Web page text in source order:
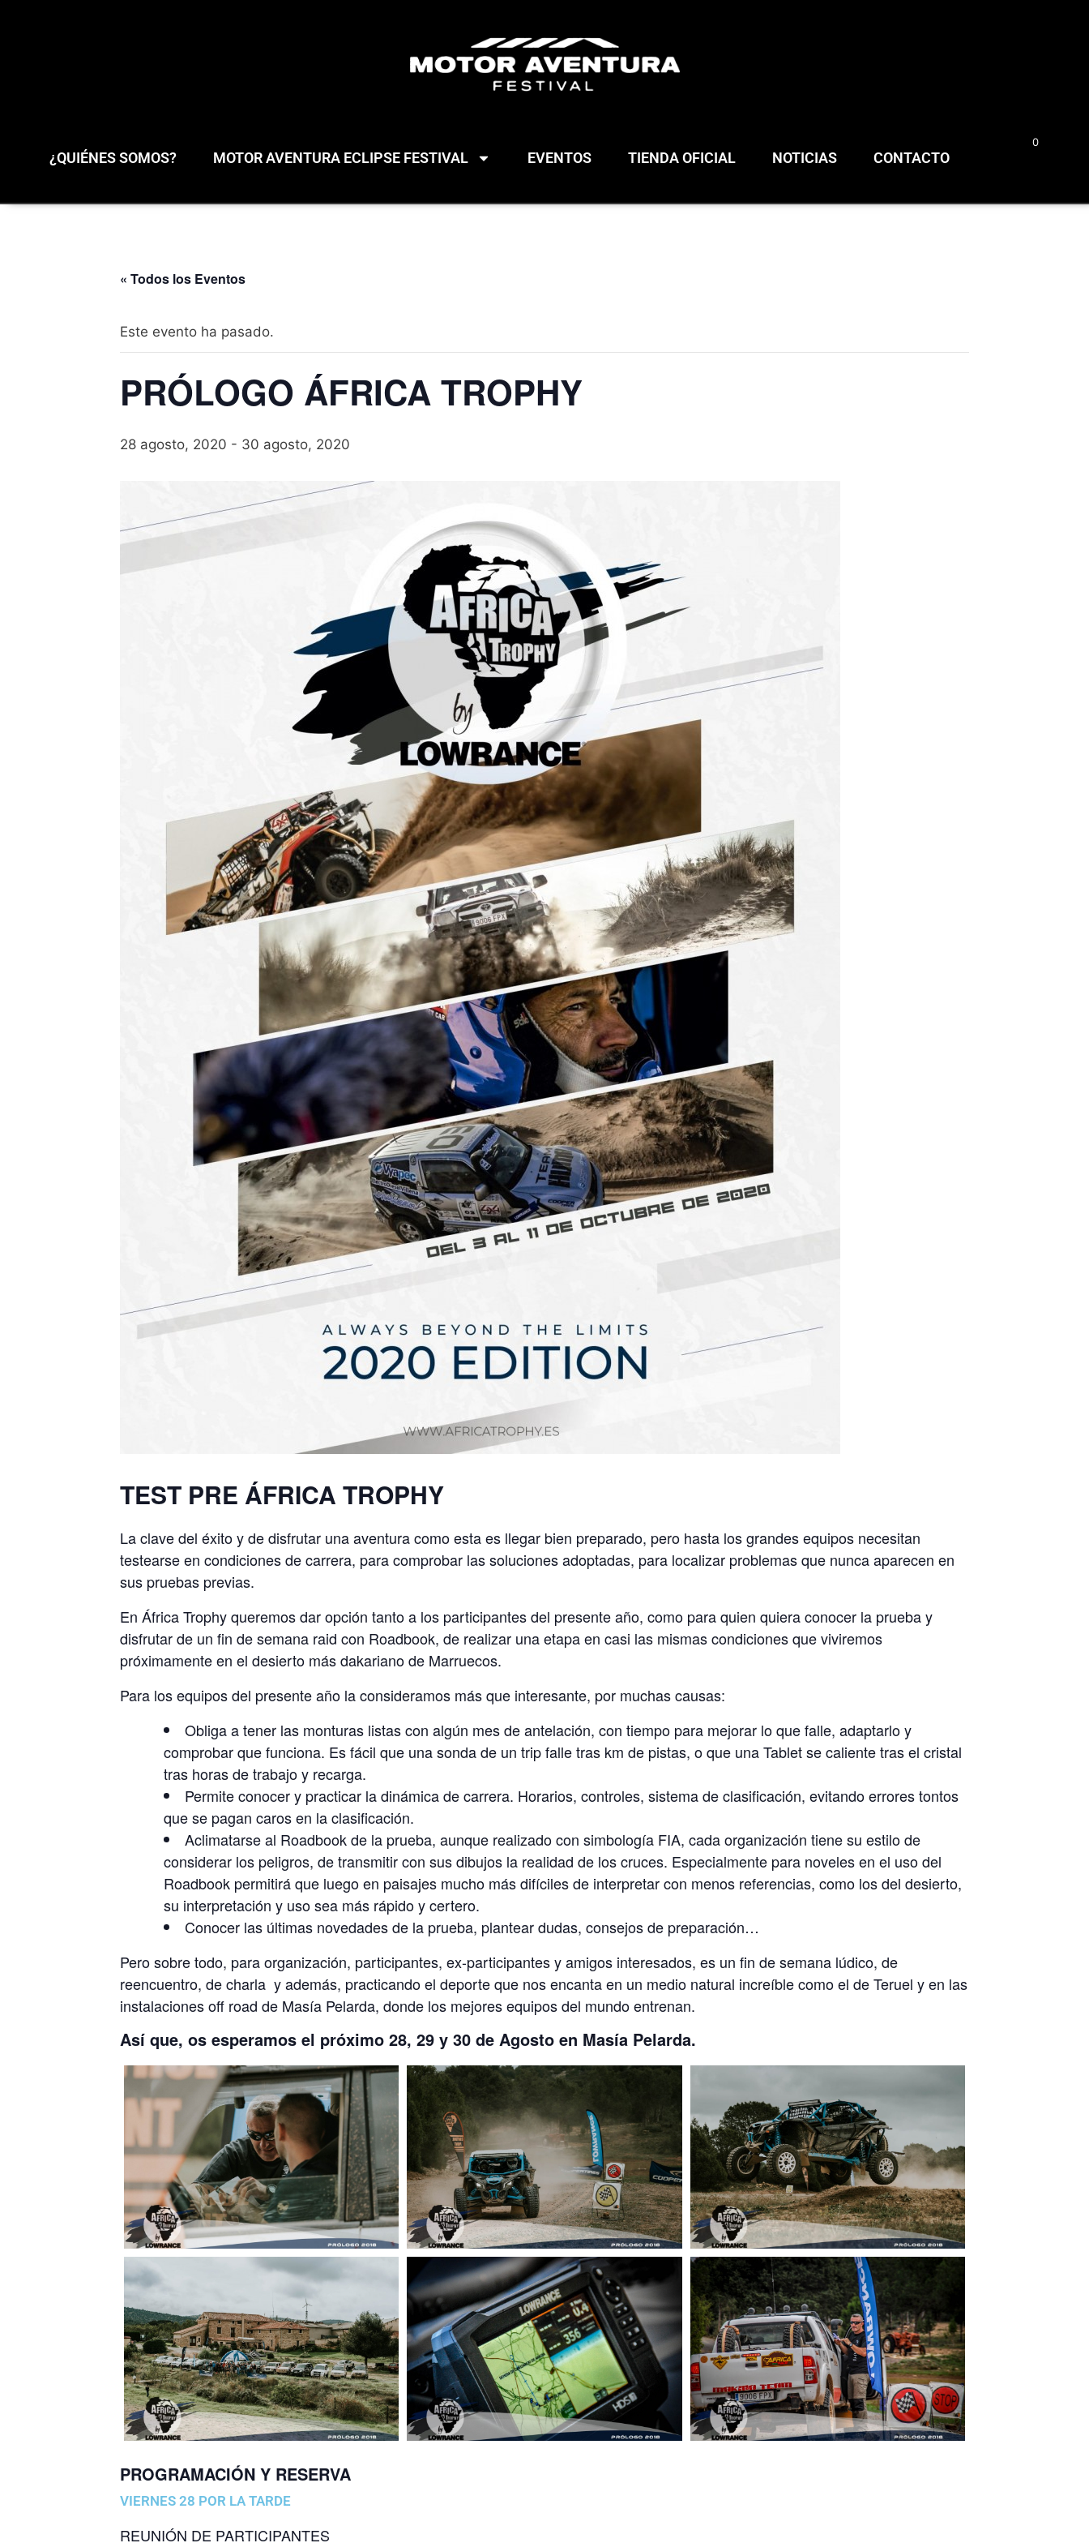
¿QUIÉNES SOMOS? MOTOR AVENTURA ECLIPSE FESTIVAL EVENTOS TIENDA OFICIAL NOTICIAS CONTACTO
0
« Todos los Eventos
Este evento ha pasado.
PRÓLOGO ÁFRICA TROPHY
28 agosto, 2020 - 30 agosto, 2020
TEST PRE ÁFRICA TROPHY
La clave del éxito y de disfrutar una aventura como esta es llegar bien preparado, pero hasta los grandes equipos necesitan
testearse en condiciones de carrera, para comprobar las soluciones adoptadas, para localizar problemas que nunca aparecen en
sus pruebas previas.
En África Trophy queremos dar opción tanto a los participantes del presente año, como para quien quiera conocer la prueba y
disfrutar de un fin de semana raid con Roadbook, de realizar una etapa en casi las mismas condiciones que viviremos
próximamente en el desierto más dakariano de Marruecos.
Para los equipos del presente año la consideramos más que interesante, por muchas causas:
Obliga a tener las monturas listas con algún mes de antelación, con tiempo para mejorar lo que falle, adaptarlo y
comprobar que funciona. Es fácil que una sonda de un trip falle tras km de pistas, o que una Tablet se caliente tras el cristal
tras horas de trabajo y recarga.
Permite conocer y practicar la dinámica de carrera. Horarios, controles, sistema de clasificación, evitando errores tontos
que se pagan caros en la clasificación.
Aclimatarse al Roadbook de la prueba, aunque realizado con simbología FIA, cada organización tiene su estilo de
considerar los peligros, de transmitir con sus dibujos la realidad de los cruces. Especialmente para noveles en el uso del
Roadbook permitirá que luego en paisajes mucho más difíciles de interpretar con menos referencias, como los del desierto,
su interpretación y uso sea más rápido y certero.
Conocer las últimas novedades de la prueba, plantear dudas, consejos de preparación…
Pero sobre todo, para organización, participantes, ex-participantes y amigos interesados, es un fin de semana lúdico, de
reencuentro, de charla y además, practicando el deporte que nos encanta en un medio natural increíble como el de Teruel y en las
instalaciones off road de Masía Pelarda, donde los mejores equipos del mundo entrenan.
Así que, os esperamos el próximo 28, 29 y 30 de Agosto en Masía Pelarda.
PROGRAMACIÓN Y RESERVA
VIERNES 28 POR LA TARDE
REUNIÓN DE PARTICIPANTES